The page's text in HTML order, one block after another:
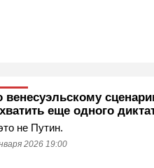
венесуэльскому
еще одного
не Путин.
2026 19:00